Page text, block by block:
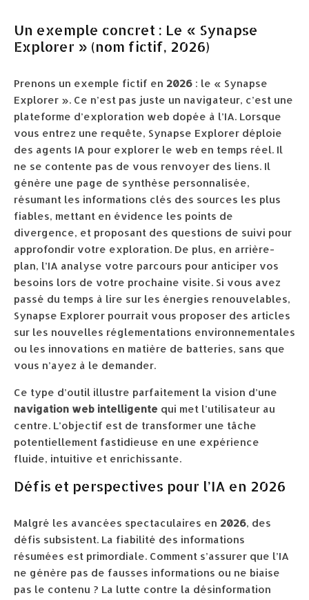
Un exemple concret : Le « Synapse
Explorer » (nom fictif, 2026)
Prenons un exemple fictif en 2026 : le « Synapse
Explorer ». Ce n’est pas juste un navigateur, c’est une
plateforme d’exploration web dopée à l’IA. Lorsque
vous entrez une requête, Synapse Explorer déploie
des agents IA pour explorer le web en temps réel. Il
ne se contente pas de vous renvoyer des liens. Il
génère une page de synthèse personnalisée,
résumant les informations clés des sources les plus
fiables, mettant en évidence les points de
divergence, et proposant des questions de suivi pour
approfondir votre exploration. De plus, en arrière-
plan, l’IA analyse votre parcours pour anticiper vos
besoins lors de votre prochaine visite. Si vous avez
passé du temps à lire sur les énergies renouvelables,
Synapse Explorer pourrait vous proposer des articles
sur les nouvelles réglementations environnementales
ou les innovations en matière de batteries, sans que
vous n’ayez à le demander.
Ce type d’outil illustre parfaitement la vision d’une
navigation web intelligente qui met l’utilisateur au
centre. L’objectif est de transformer une tâche
potentiellement fastidieuse en une expérience
fluide, intuitive et enrichissante.
Défis et perspectives pour l’IA en 2026
Malgré les avancées spectaculaires en 2026, des
défis subsistent. La fiabilité des informations
résumées est primordiale. Comment s’assurer que l’IA
ne génère pas de fausses informations ou ne biaise
pas le contenu ? La lutte contre la désinformation